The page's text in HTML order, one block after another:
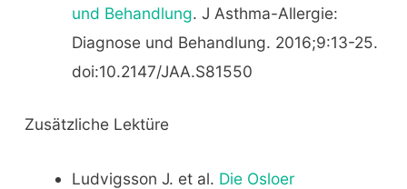
und Behandlung. J Asthma-Allergie:
Diagnose und Behandlung. 2016;9:13-25.
doi:10.2147/JAA.S81550
Zusätzliche Lektüre
Ludvigsson J. et al. Die Osloer